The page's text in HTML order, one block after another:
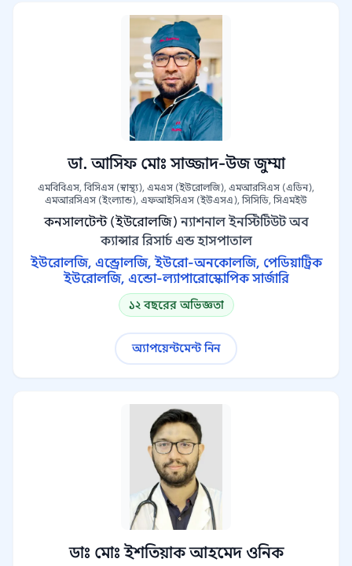
ডা. আসিফ মোঃ সাজ্জাদ-উজ জুম্মা
এমবিবিএস, বিসিএস (স্বাস্থ্য), এমএস (ইউরোলজি), এমআরসিএস (এডিন),
এমআরসিএস (ইংল্যান্ড), এফআইসিএস (ইউএসএ), সিসিডি, সিএমইউ
কনসালটেন্ট (ইউরোলজি) ন্যাশনাল ইনস্টিটিউট অব
ক্যান্সার রিসার্চ এন্ড হাসপাতাল
ইউরোলজি, এন্ড্রোলজি, ইউরো-অনকোলজি, পেডিয়াট্রিক
ইউরোলজি, এন্ডো-ল্যাপারোস্কোপিক সার্জারি
১২ বছরের অভিজ্ঞতা
অ্যাপয়েন্টমেন্ট নিন
ডাঃ মোঃ ইশতিয়াক আহমেদ ওনিক